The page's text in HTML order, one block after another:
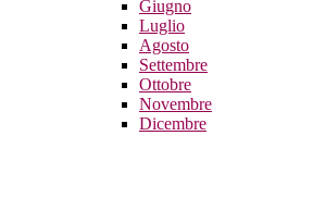
Giugno
Luglio
Agosto
Settembre
Ottobre
Novembre
Dicembre